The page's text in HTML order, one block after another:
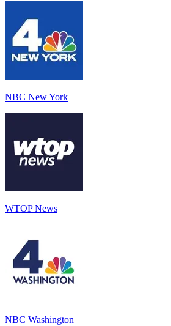
NBC New York
WTOP News
NBC Washington